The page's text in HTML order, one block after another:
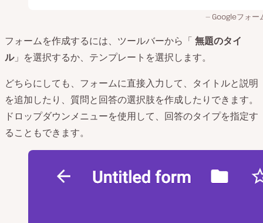
Googleフォー
フォームを作成するには、ツールバーから「 無題のタイ
ル」を選択するか、テンプレートを選択します。
どちらにしても、フォームに直接入力して、タイトルと説明
を追加したり、質問と回答の選択肢を作成したりできます。
ドロップダウンメニューを使用して、回答のタイプを指定す
ることもできます。